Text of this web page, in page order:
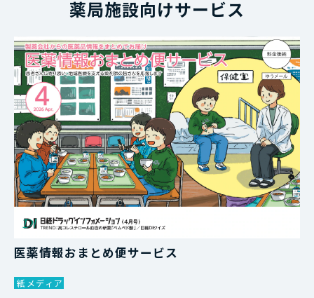
薬局施設向けサービス
医薬情報おまとめ便サービス
紙メディア